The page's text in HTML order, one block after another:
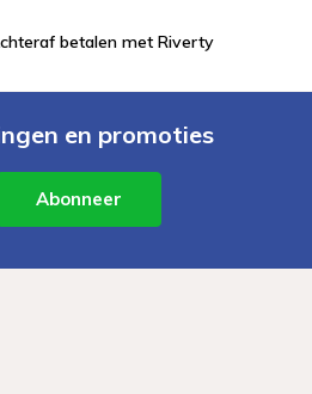
betalen met Riverty
en promoties
Abonneer